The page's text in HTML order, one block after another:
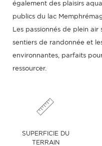
également des plaisirs
publics du lac
Les passionnés de plein
sentiers de randonnée et
environnantes, parfaits
ressourcer.
SUPERFICIE DU
TERRAIN